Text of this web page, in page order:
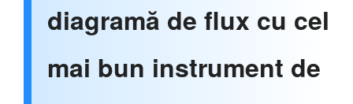
diagramă de flux cu cel
mai bun instrument de